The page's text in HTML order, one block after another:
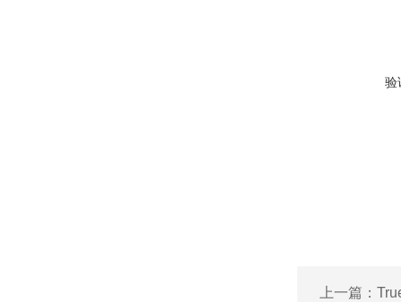
验
上一篇：